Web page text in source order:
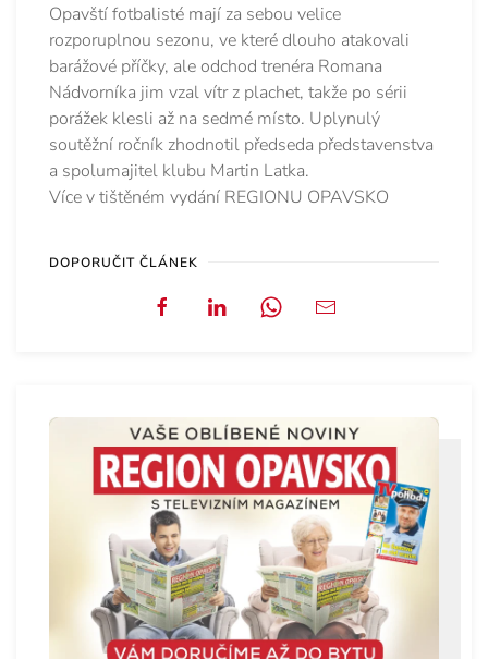
Opavští fotbalisté mají za sebou velice
rozporuplnou sezonu, ve které dlouho atakovali
barážové příčky, ale odchod trenéra Romana
Nádvorníka jim vzal vítr z plachet, takže po sérii
porážek klesli až na sedmé místo. Uplynulý
soutěžní ročník zhodnotil předseda představenstva
a spolumajitel klubu Martin Latka.
Více v tištěném vydání REGIONU OPAVSKO
DOPORUČIT ČLÁNEK